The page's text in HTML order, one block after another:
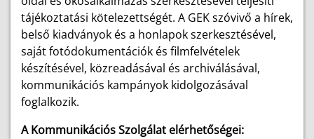
tájékoztatási kötelezettségét. A GEK szóvivő a hírek,
belső kiadványok és a honlapok szerkesztésével,
saját fotódokumentációk és filmfelvételek
készítésével, közreadásával és archiválásával,
kommunikációs kampányok kidolgozásával
foglalkozik.
A Kommunikációs Szolgálat elérhetőségei: